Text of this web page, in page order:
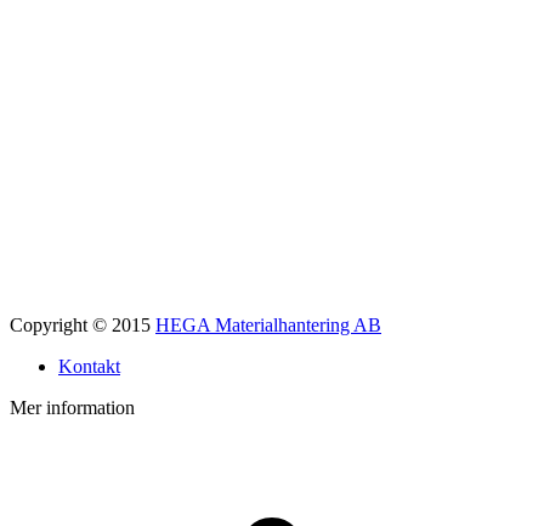
Copyright © 2015 HEGA Materialhantering AB
Kontakt
Mer information